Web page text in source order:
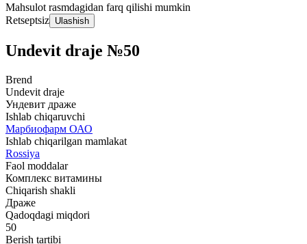
Mahsulot rasmdagidan farq qilishi mumkin
Retseptsiz Ulashish
Undevit draje №50
Brend
Undevit draje
Ундевит драже
Ishlab chiqaruvchi
Марбиофарм ОАО
Ishlab chiqarilgan mamlakat
Rossiya
Faol moddalar
Комплекс витамины
Chiqarish shakli
Драже
Qadoqdagi miqdori
50
Berish tartibi